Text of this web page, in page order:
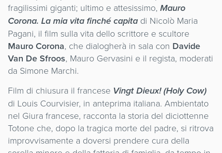
fragilissimi giganti; ultimo e attesissimo, Mauro
Corona. La mia vita finché capita di Nicolò Maria
Pagani, il film sulla vita dello scrittore e scultore
Mauro Corona, che dialogherà in sala con Davide
Van De Sfroos, Mauro Gervasini e il regista, moderati
da Simone Marchi.
Film di chiusura il francese Vingt Dieux! (Holy Cow)
di Louis Courvisier, in anteprima italiana. Ambientato
nel Giura francese, racconta la storia del diciottenne
Totone che, dopo la tragica morte del padre, si ritrova
improvvisamente a doversi prendere cura della